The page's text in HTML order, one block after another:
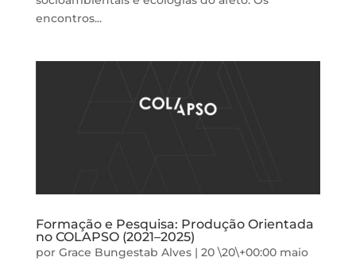
encontros...
Formação e Pesquisa: Produção Orientada
no COLAPSO (2021–2025)
por Grace Bungestab Alves| 20 \20\+00:00 maio